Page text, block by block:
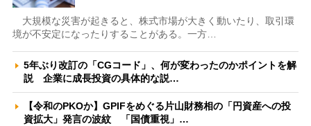
大規模な災害が起きると、株式市場が大きく動いたり、取引環
境が不安定になったりすることがある。一方…
5年ぶり改訂の「CGコード」、何が変わったのかポイントを解
説 企業に成長投資の具体的な説…
【令和のPKOか】GPIFをめぐる片山財務相の「円資産への投
資拡大」発言の波紋 「国債重視」…